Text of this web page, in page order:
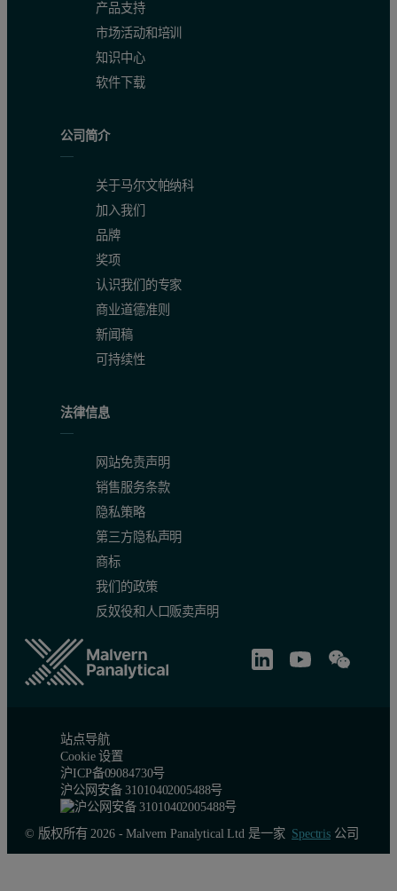
产品支持
市场活动和培训
知识中心
软件下载
公司简介
关于马尔文帕纳科
加入我们
品牌
奖项
认识我们的专家
商业道德准则
新闻稿
可持续性
法律信息
网站免责声明
销售服务条款
隐私策略
第三方隐私声明
商标
我们的政策
反奴役和人口贩卖声明
站点导航
Cookie 设置
沪ICP备09084730号
沪公网安备 31010402005488号
© 版权所有 2026 - Malvern Panalytical Ltd 是一家 Spectris公司